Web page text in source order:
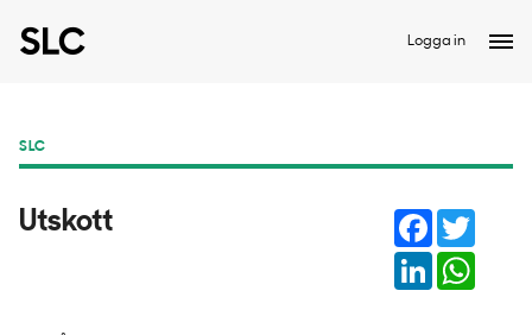
Logga in
SLC
Utskott Facebook
LinkedIn